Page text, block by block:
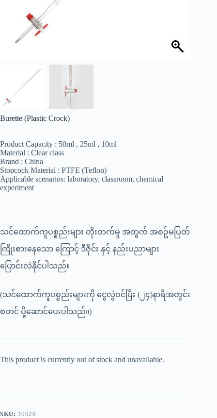
Burette (Plastic Crock)
Product Capacity : 50ml , 25ml , 10ml
Material : Clear class
Brand : China
Stopcock Material : PTFE (Teflon)
Applicable scenarios: laboratory, classroom, chemical
experiment
သင်ထောက်ကူပစ္စည်းများ တိုးတက်မှု အတွက် အစဥ်မပြတ်
ကြိုးစားနေသော ကြောင့် ဒီဇိုင်း နှင့် နည်းပညာများ
ပြောင်းလဲနိုင်ပါသည်။
(သင်ထောက်ကူပစ္စည်းများကို ငွေလွဲဝင်ပြီး (၂၄)နာရီအတွင်း
စတင် ပို့ဆောင်ပေးပါသည်။)
This product is currently out of stock and unavailable.
SKU:30029